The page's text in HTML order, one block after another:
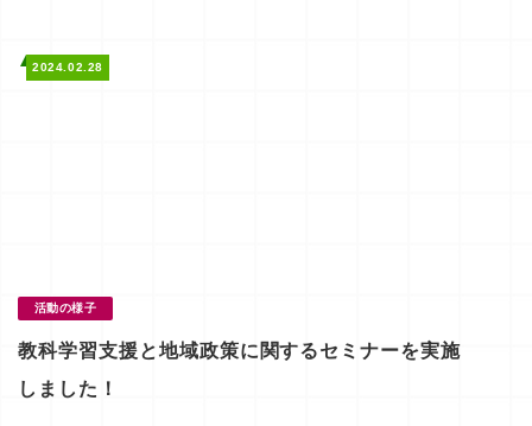
2024.02.28
活動の様子
教科学習支援と地域政策に関するセミナーを実施
しました！